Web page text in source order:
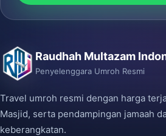
Raudhah Multazam
Penyelenggara Umroh Resmi
Travel umroh resmi dengan harga
Masjid, serta pendampingan jamaah
keberangkatan.